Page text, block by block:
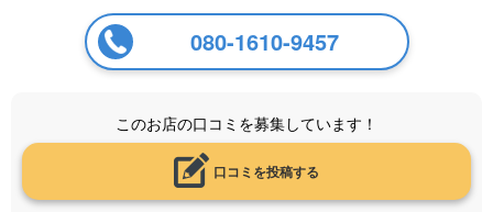
080-1610-9457
このお店の口コミを募集しています！
口コミを投稿する